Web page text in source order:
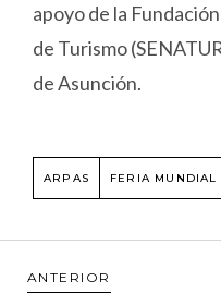
apoyo de la
de Turismo
de Asunción.
ARPAS FERIA
ANTERIOR